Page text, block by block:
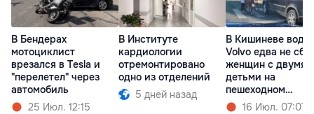
В Бендерах
мотоциклист
врезался в Tesla и
"перелетел" через
автомобиль
25 Июл. 12:15
В Институте
кардиологии
отремонтировано
одно из отделений
5 дней назад
В Кишиневе
Volvo едва не
женщин с двумя
детьми на
пешеходном
переходе
16 Июл. 07:07